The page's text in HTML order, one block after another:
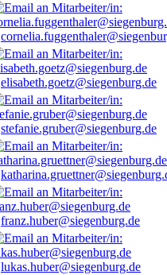
elisabeth.goetz@siegenburg.de
stefanie.gruber@siegenburg.de
franz.huber@siegenburg.de
lukas.huber@siegenburg.de